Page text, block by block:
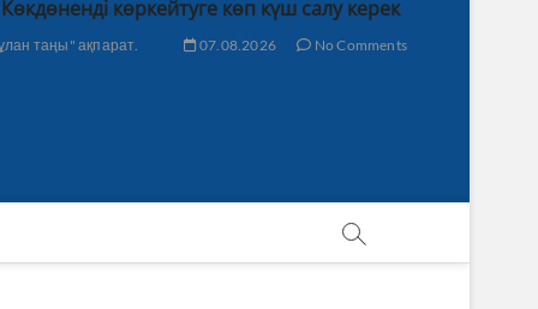
Көкдөненді көркейтуге көп күш салу керек
таңы" ақпарат. 07.08.2026 No Comments